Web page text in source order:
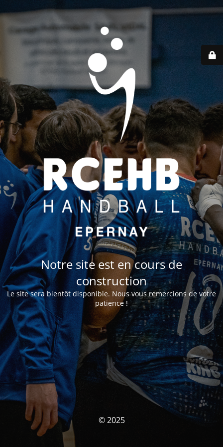
Notre site est en cours de
construction
Le site sera bientôt disponible. Nous vous remercions de votre
patience !
© 2025